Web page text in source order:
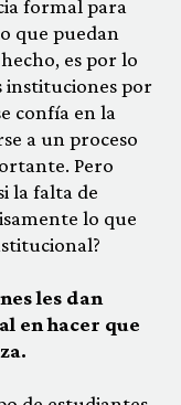
formal para
que puedan
es por lo
instituciones por
confía en la
a un proceso
Pero
la falta de
lo que
les dan
en hacer que